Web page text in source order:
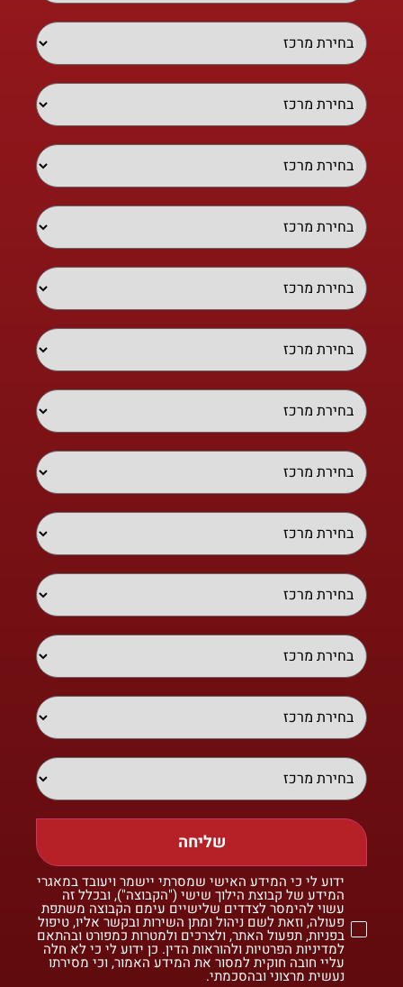
שליחה
ידוע לי כי המידע האישי שמסרתי יישמר ויעובד במאגרי
המידע של קבוצת הילוך שישי ("הקבוצה"), ובכלל זה
עשוי להימסר לצדדים שלישיים עימם הקבוצה משתפת
פעולה, וזאת לשם ניהול ומתן השירות ובקשר אליו, טיפול
בפניות, תפעול האתר, ולצרכים ולמטרות כמפורט ובהתאם
למדיניות הפרטיות ולהוראות הדין. כן ידוע לי כי לא חלה
עליי חובה חוקית למסור את המידע האמור, וכי מסירתו
נעשית מרצוני ובהסכמתי.